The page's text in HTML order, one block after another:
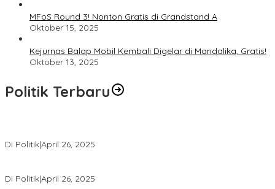
MFoS Round 3! Nonton Gratis di Grandstand A
Oktober 15, 2025
Kejurnas Balap Mobil Kembali Digelar di Mandalika, Gratis!
Oktober 13, 2025
Politik Terbaru
Di Politik|April 26, 2025
Di Politik|April 26, 2025